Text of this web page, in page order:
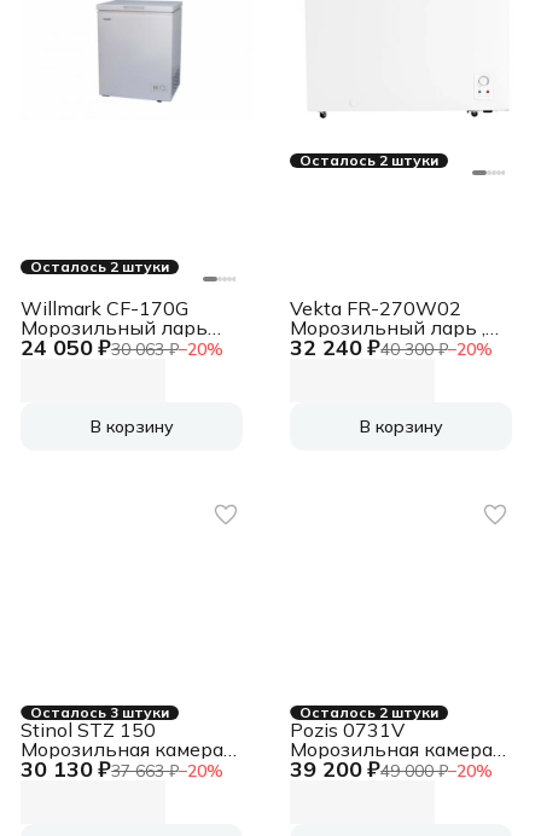
Осталось 2 штуки
24 050 ₽30 063 ₽−20%
Willmark CF-170G
Морозильный ларь
белый, 165л
В корзину
Осталось 2 штуки
32 240 ₽40 300 ₽−20%
Vekta FR-270W02
Морозильный ларь ,
белый, 270л, 1 камера,
В корзину
Осталось 3 штуки
30 130 ₽37 663 ₽−20%
Stinol STZ 150
Морозильная камера
белый, 214л, 6 ящиков
Осталось 2 штуки
39 200 ₽49 000 ₽−20%
Pozis 0731V
Морозильная камера
-Свияга-106-2